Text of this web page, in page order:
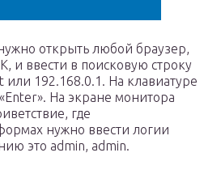
открыть любой браузер,
и ввести в поисковую строку
192.168.0.1. На клавиатуре
На экране монитора
где
нужно ввести логии
это admin, admin.